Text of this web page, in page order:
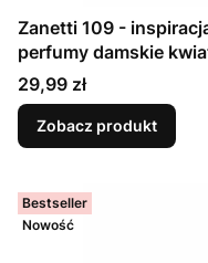
Zanetti 109 -
perfumy damskie
Cena
29,99 zł
Zobacz produkt
Bestseller
Nowość